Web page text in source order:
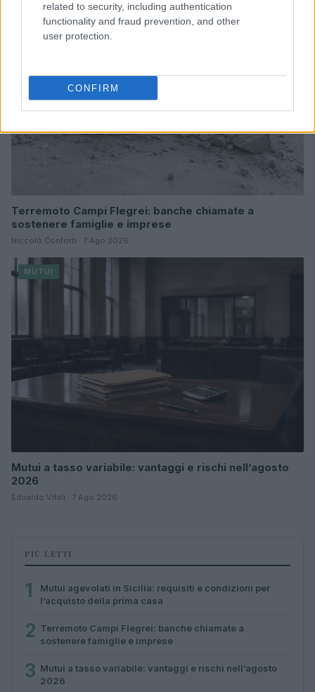
related to security, including authentication
functionality and fraud prevention, and other
user protection.
CONFIRM
Terremoto Campi Flegrei: banche chiamate a
sostenere famiglie e imprese
Niccolò Conforti · 7 Ago 2026
MUTUI
Mutui a tasso variabile: vantaggi e rischi nell’agosto
2026
Edoardo Vitali · 7 Ago 2026
PIÙ LETTI
1
Mutui agevolati in Sicilia: requisiti e condizioni per
l’acquisto della prima casa
2 Terremoto Campi Flegrei: banche chiamate a
sostenere famiglie e imprese
3 Mutui a tasso variabile: vantaggi e rischi nell’agosto
2026